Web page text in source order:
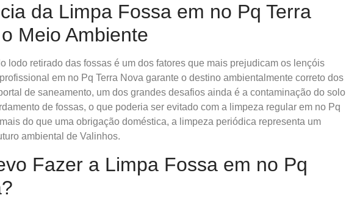
da Limpa Fossa em no Pq Terra
Meio Ambiente
lodo retirado das fossas é um dos fatores que mais prejudicam os lençóis
em no Pq Terra Nova garante o destino ambientalmente correto dos
de saneamento, um dos grandes desafios ainda é a contaminação do solo
de fossas, o que poderia ser evitado com a limpeza regular em no Pq
do que uma obrigação doméstica, a limpeza periódica representa um
ambiental de Valinhos.
Fazer a Limpa Fossa em no Pq